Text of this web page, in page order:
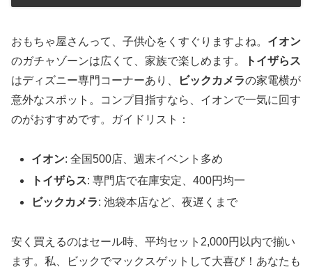
おもちゃ屋さんって、子供心をくすぐりますよね。 イオン
のガチャゾーンは広くて、家族で楽しめます。
トイザらス
はディズニー専門コーナーあり、
ビックカメラの家電横が
意外なスポット。コンプ目指すなら、イオンで一気に回す
のがおすすめです。ガイドリスト：
イオン: 全国500店、週末イベント多め
トイザらス: 専門店で在庫安定、400円均一
ビックカメラ: 池袋本店など、夜遅くまで
安く買えるのはセール時、平均セット2,000円以内で揃い
ます。私、ビックでマックスゲットして大喜び！あなたも